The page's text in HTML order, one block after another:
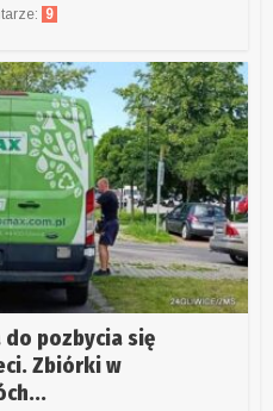
9
pozbycia się
Zbiórki w